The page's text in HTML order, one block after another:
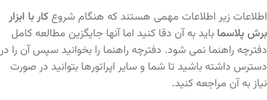
اطلاعات زیر اطلاعات مهمی هستند که هنگام شروع کار با ابزار
برش پلاسما باید به آن دقا کنید اما آنها جایگزین مطالعه کامل
دفترچه راهنما نمی شود. دفترچه راهنما را بخوانید سپس آن را در
دسترس داشته باشید تا شما و سایر اپراتورها بتوانید در صورت
نیاز به آن مراجعه کنید.